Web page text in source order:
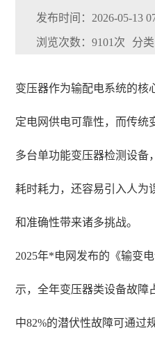
发布时间：2026-05-13
浏览次数：9101次 分
变压器作为输配电系统的核
定电网供电可靠性，而传统
多台单功能变压器检测设备
耗时耗力，还容易引入人为
和准确性带来诸多挑战。
2025年*电网发布的《输变
示，全年变压器类设备故障
中82%的潜伏性故障可通过